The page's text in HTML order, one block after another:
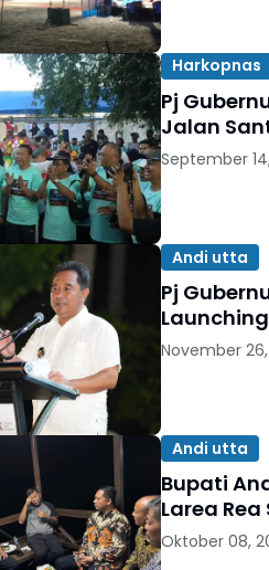
Harkopnas
Pj
Jalan
September
Andi utta
Pj
November
Andi utta
Bupati
Larea Rea
Oktober 08,